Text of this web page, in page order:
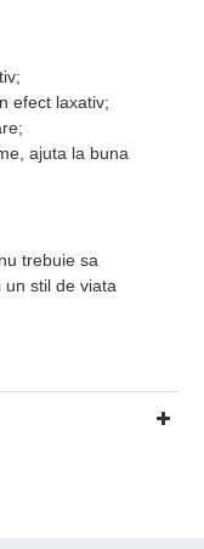
efect laxativ;
ajuta la buna
trebuie sa
un stil de viata